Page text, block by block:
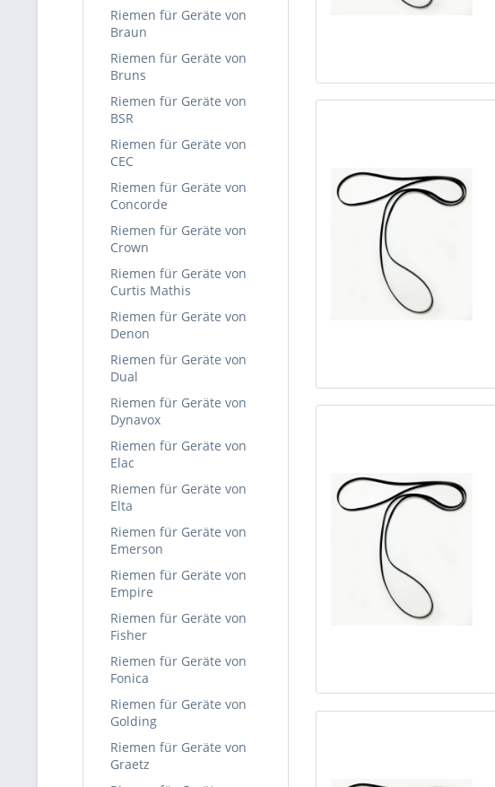
Riemen für Geräte von
Braun
Riemen für Geräte von
Bruns
Riemen für Geräte von
BSR
Riemen für Geräte von
CEC
Riemen für Geräte von
Concorde
Riemen für Geräte von
Crown
Riemen für Geräte von
Curtis Mathis
Riemen für Geräte von
Denon
Riemen für Geräte von
Dual
Riemen für Geräte von
Dynavox
Riemen für Geräte von
Elac
Riemen für Geräte von
Elta
Riemen für Geräte von
Emerson
Riemen für Geräte von
Empire
Riemen für Geräte von
Fisher
Riemen für Geräte von
Fonica
Riemen für Geräte von
Golding
Riemen für Geräte von
Graetz